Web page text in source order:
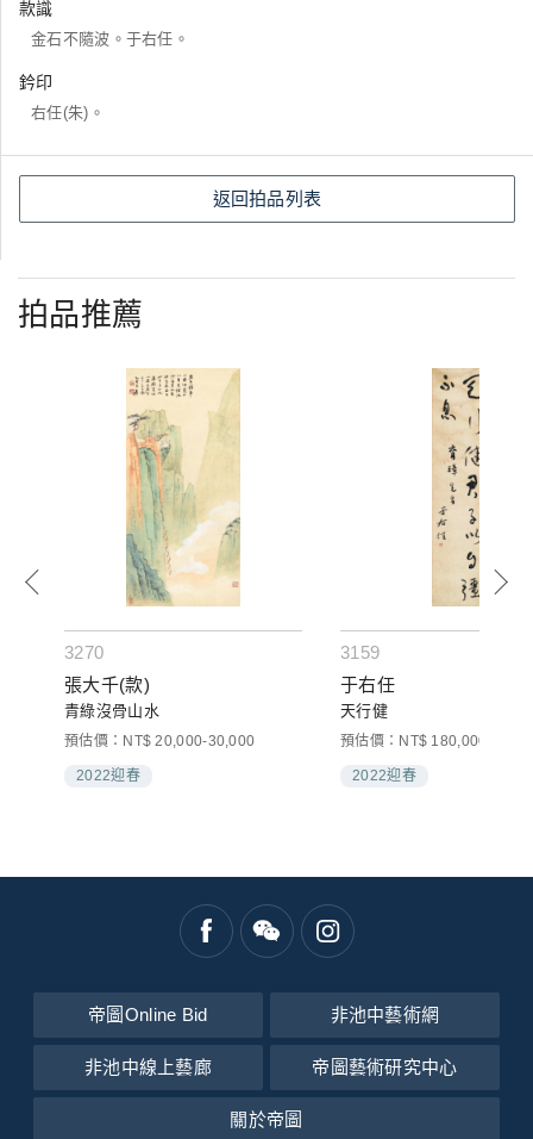
款識
金石不隨波。于右任。
鈐印
右任(朱)。
返回拍品列表
拍品推薦
3270
張大千(款)
青綠沒骨山水
預估價：NT$ 20,000-30,000
2022迎春
3159
于右任
天行健
預估價：NT$ 180,000-
2022迎春
帝圖Online Bid 非池中藝術網
非池中線上藝廊 帝圖藝術研究中心
關於帝圖